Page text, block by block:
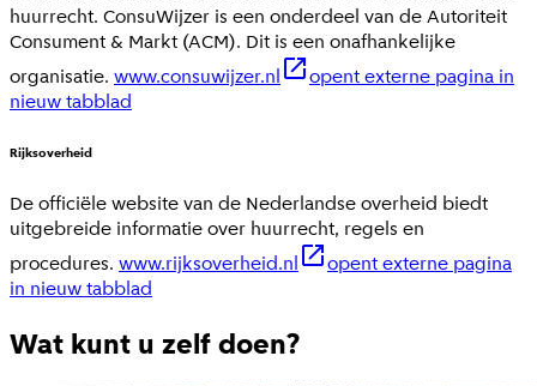
huurrecht. ConsuWijzer is een onderdeel van de Autoriteit
Consument & Markt (ACM). Dit is een onafhankelijke
organisatie. www.consuwijzer.nl
opent externe pagina in
nieuw tabblad
Rijksoverheid
De officiële website van de Nederlandse overheid biedt
uitgebreide informatie over huurrecht, regels en
procedures. www.rijksoverheid.nl
opent externe pagina
in nieuw tabblad
Wat kunt u zelf doen?